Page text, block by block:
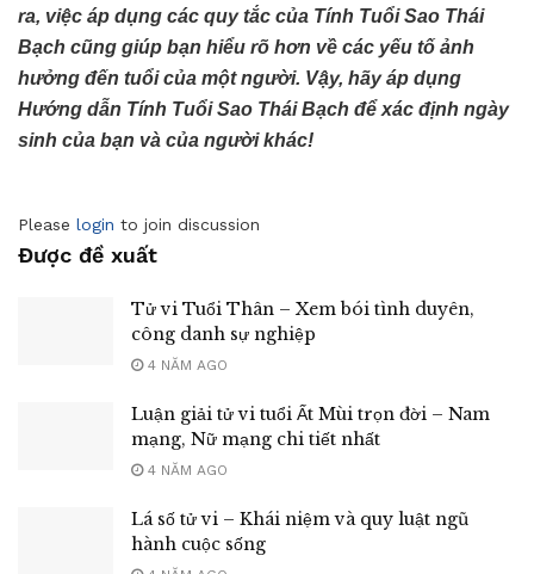
ra, việc áp dụng các quy tắc của Tính Tuổi Sao Thái
Bạch cũng giúp bạn hiểu rõ hơn về các yếu tố ảnh
hưởng đến tuổi của một người. Vậy, hãy áp dụng
Hướng dẫn Tính Tuổi Sao Thái Bạch để xác định ngày
sinh của bạn và của người khác!
Please login to join discussion
Được đề xuất
Tử vi Tuổi Thân – Xem bói tình duyên,
công danh sự nghiệp
4 NĂM AGO
Luận giải tử vi tuổi Ất Mùi trọn đời – Nam
mạng, Nữ mạng chi tiết nhất
4 NĂM AGO
Lá số tử vi – Khái niệm và quy luật ngũ
hành cuộc sống